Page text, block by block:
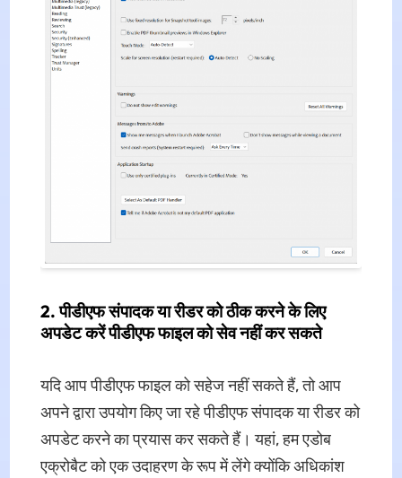
2. पीडीएफ संपादक या रीडर को ठीक करने के लिए
अपडेट करें पीडीएफ फाइल को सेव नहीं कर सकते
यदि आप पीडीएफ फाइल को सहेज नहीं सकते हैं, तो आप
अपने द्वारा उपयोग किए जा रहे पीडीएफ संपादक या रीडर को
अपडेट करने का प्रयास कर सकते हैं। यहां, हम एडोब
एक्रोबैट को एक उदाहरण के रूप में लेंगे क्योंकि अधिकांश